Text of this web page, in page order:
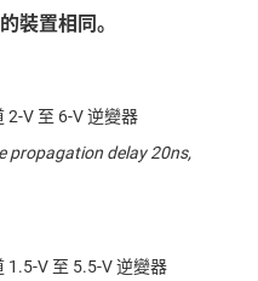
裝置相同。
2-V 至 6-V 逆變器
propagation delay 20ns,
1.5-V 至 5.5-V 逆變器